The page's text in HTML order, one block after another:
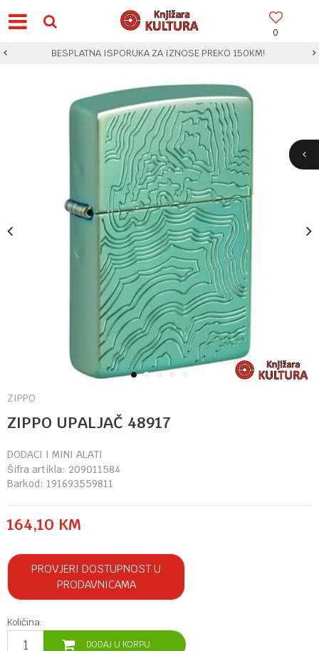
0
BESPLATNA ISPORUKA ZA IZNOSE PREKO 150KM!
1 2 3
ZIPPO
ZIPPO UPALJAČ 48917
DODACI I MINI ALATI
Šifra artikla: 209011584
Barkod: 191693559811
164,10 KM
PROVJERI DOSTUPNOST U
PRODAVNICAMA
Količina:
DODAJ U KORPU